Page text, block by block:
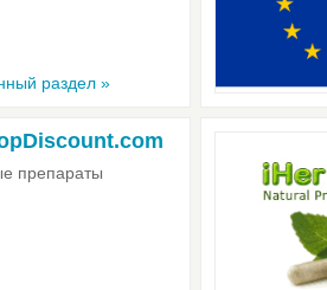
раздел »
препараты